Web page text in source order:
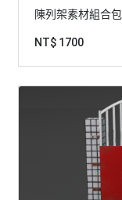
陳列架素材組合包
NT$ 1700